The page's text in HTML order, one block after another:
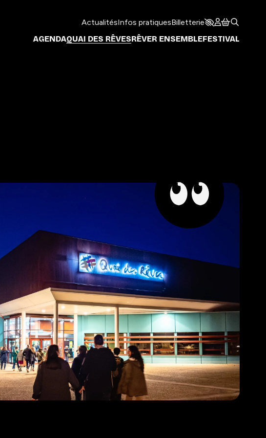
ActualitésInfos pratiquesBilletterie
AGENDAQUAI DES RÊVESRÊVER ENSEMBLEFESTIVAL